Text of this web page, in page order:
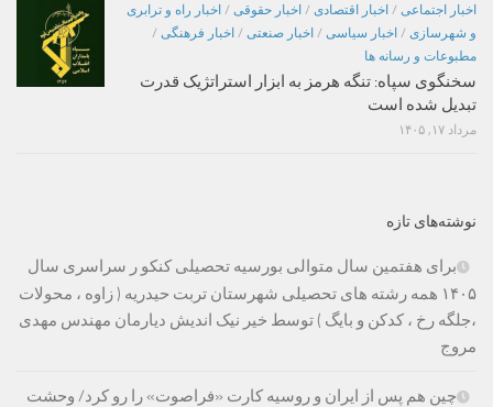
اخبار اجتماعی / اخبار اقتصادی / اخبار حقوقی / اخبار راه و ترابری
و شهرسازی / اخبار سیاسی / اخبار صنعتی / اخبار فرهنگی /
مطبوعات و رسانه ها
سخنگوی سپاه: تنگه هرمز به ابزار استراتژیک قدرت
تبدیل شده است
مرداد ۱۷, ۱۴۰۵
نوشته‌های تازه
برای هفتمین سال متوالی بورسیه تحصیلی کنکو ر سراسری سال
۱۴۰۵ همه رشته های تحصیلی شهرستان تربت حیدریه ( زاوه ، محولات
،جلگه رخ ، کدکن و بایگ ) توسط خیر نیک اندیش دیارمان مهندس مهدی
مروج
چین هم پس از ایران و روسیه کارت «فراصوت» را رو کرد/ وحشت